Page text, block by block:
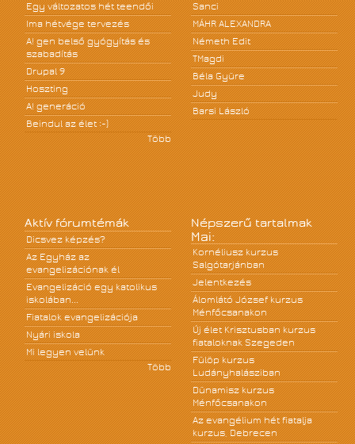
Egy változatos hét teendői
Ima hétvége tervezés
A! gen belső gyógyítás és
szabadítás
Drupal 9
Hoszting
A! generáció
Beindul az élet :-)
Több
Sanci
MÁHR ALEXANDRA
Németh Edit
TMagdi
Béla Gyüre
Judy
Barsi László
Aktív fórumtémák
Dicsvez képzés?
Az Egyház az
evangelizációnak él
Evangelizáció egy katolikus
iskolában...
Fiatalok evangelizációja
Nyári iskola
Mi legyen velünk
Több
Népszerű tartalmak
Mai:
Kornéliusz kurzus
Salgótarjánban
Jelentkezés
Álomlátó József kurzus
Ménfőcsanakon
Új élet Krisztusban kurzus
fiataloknak Szegeden
Fülöp kurzus
Ludányhalásziban
Dünamisz kurzus
Ménfőcsanakon
Az evangélium hét fiatalja
kurzus, Debrecen